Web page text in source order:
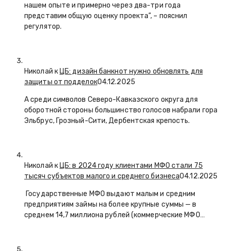
нашем опыте и примерно через два-три года
представим общую оценку проекта”, – пояснил
регулятор.
Николай к ЦБ: дизайн банкнот нужно обновлять для
защиты от подделок04.12.2025
А среди символов Северо-Кавказского округа для
оборотной стороны большинство голосов набрали гора
Эльбрус, Грозный-Сити, Дербентская крепость.
Николай к ЦБ: в 2024 году клиентами МФО стали 75
тысяч субъектов малого и среднего бизнеса04.12.2025
Государственные МФО выдают малым и средним
предприятиям займы на более крупные суммы — в
среднем 14,7 миллиона рублей (коммерческие МФО…